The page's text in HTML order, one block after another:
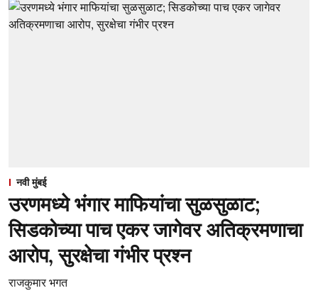
नवी मुंबई
उरणमध्ये भंगार माफियांचा सुळसुळाट;
सिडकोच्या पाच एकर जागेवर अतिक्रमणाचा
आरोप, सुरक्षेचा गंभीर प्रश्न
राजकुमार भगत